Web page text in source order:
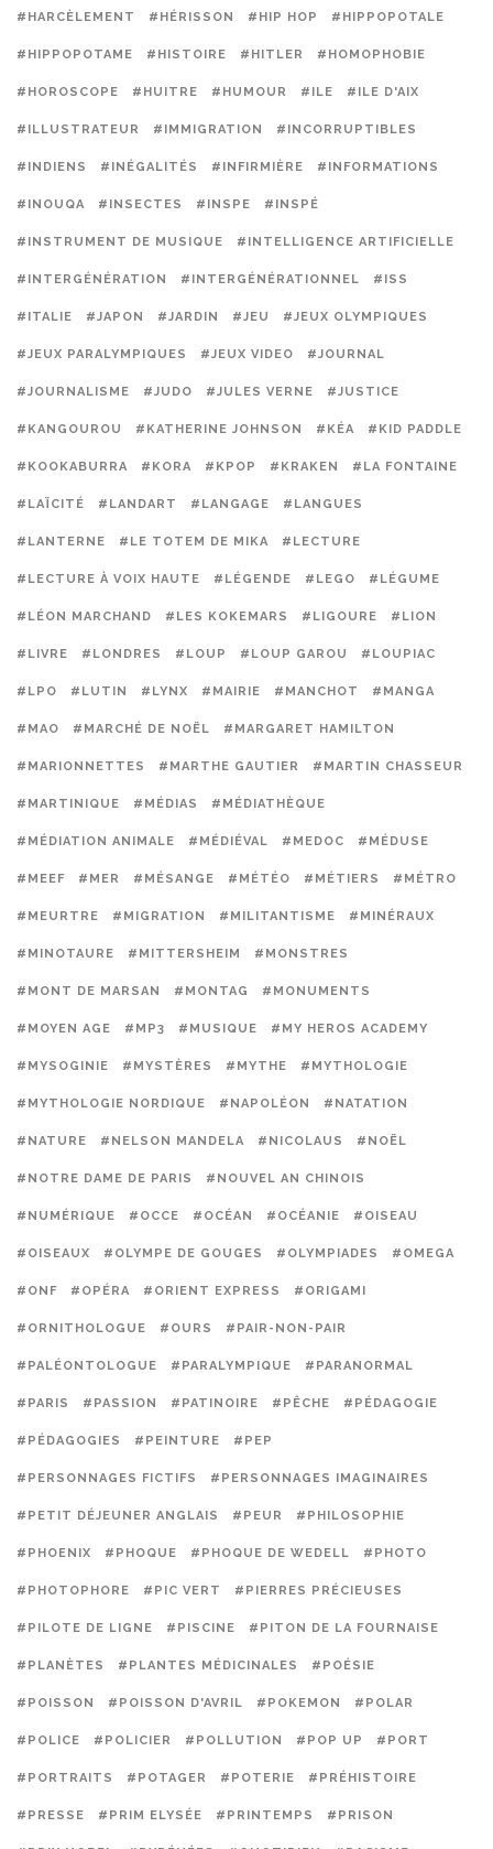
#HARCÈLEMENT #HÉRISSON #HIP HOP #HIPPOPOTALE
#HIPPOPOTAME #HISTOIRE #HITLER #HOMOPHOBIE
#HOROSCOPE #HUITRE #HUMOUR #ILE #ILE D'AIX
#ILLUSTRATEUR #IMMIGRATION #INCORRUPTIBLES
#INDIENS #INÉGALITÉS #INFIRMIÈRE #INFORMATIONS
#INOUQA #INSECTES #INSPE #INSPÉ
#INSTRUMENT DE MUSIQUE #INTELLIGENCE ARTIFICIELLE
#INTERGÉNÉRATION #INTERGÉNÉRATIONNEL #ISS
#ITALIE #JAPON #JARDIN #JEU #JEUX OLYMPIQUES
#JEUX PARALYMPIQUES #JEUX VIDEO #JOURNAL
#JOURNALISME #JUDO #JULES VERNE #JUSTICE
#KANGOUROU #KATHERINE JOHNSON #KÉA #KID PADDLE
#KOOKABURRA #KORA #KPOP #KRAKEN #LA FONTAINE
#LAÏCITÉ #LANDART #LANGAGE #LANGUES
#LANTERNE #LE TOTEM DE MIKA #LECTURE
#LECTURE À VOIX HAUTE #LÉGENDE #LEGO #LÉGUME
#LÉON MARCHAND #LES KOKEMARS #LIGOURE #LION
#LIVRE #LONDRES #LOUP #LOUP GAROU #LOUPIAC
#LPO #LUTIN #LYNX #MAIRIE #MANCHOT #MANGA
#MAO #MARCHÉ DE NOËL #MARGARET HAMILTON
#MARIONNETTES #MARTHE GAUTIER #MARTIN CHASSEUR
#MARTINIQUE #MÉDIAS #MÉDIATHÈQUE
#MÉDIATION ANIMALE #MÉDIÉVAL #MEDOC #MÉDUSE
#MEEF #MER #MÉSANGE #MÉTÉO #MÉTIERS #MÉTRO
#MEURTRE #MIGRATION #MILITANTISME #MINÉRAUX
#MINOTAURE #MITTERSHEIM #MONSTRES
#MONT DE MARSAN #MONTAG #MONUMENTS
#MOYEN AGE #MP3 #MUSIQUE #MY HEROS ACADEMY
#MYSOGINIE #MYSTÈRES #MYTHE #MYTHOLOGIE
#MYTHOLOGIE NORDIQUE #NAPOLÉON #NATATION
#NATURE #NELSON MANDELA #NICOLAUS #NOËL
#NOTRE DAME DE PARIS #NOUVEL AN CHINOIS
#NUMÉRIQUE #OCCE #OCÉAN #OCÉANIE #OISEAU
#OISEAUX #OLYMPE DE GOUGES #OLYMPIADES #OMEGA
#ONF #OPÉRA #ORIENT EXPRESS #ORIGAMI
#ORNITHOLOGUE #OURS #PAIR-NON-PAIR
#PALÉONTOLOGUE #PARALYMPIQUE #PARANORMAL
#PARIS #PASSION #PATINOIRE #PÊCHE #PÉDAGOGIE
#PÉDAGOGIES #PEINTURE #PEP
#PERSONNAGES FICTIFS #PERSONNAGES IMAGINAIRES
#PETIT DÉJEUNER ANGLAIS #PEUR #PHILOSOPHIE
#PHOENIX #PHOQUE #PHOQUE DE WEDELL #PHOTO
#PHOTOPHORE #PIC VERT #PIERRES PRÉCIEUSES
#PILOTE DE LIGNE #PISCINE #PITON DE LA FOURNAISE
#PLANÈTES #PLANTES MÉDICINALES #POÉSIE
#POISSON #POISSON D'AVRIL #POKEMON #POLAR
#POLICE #POLICIER #POLLUTION #POP UP #PORT
#PORTRAITS #POTAGER #POTERIE #PRÉHISTOIRE
#PRESSE #PRIM ELYSÉE #PRINTEMPS #PRISON